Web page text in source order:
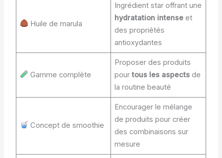
Huile de marula
Ingrédient star offrant une
hydratation intense et
des propriétés
antioxydantes
Gamme complète
Proposer des produits
pourtous les aspects de
la routine beauté
Concept de smoothie
Encourager le mélange
de produits pour créer
des combinaisons sur
mesure